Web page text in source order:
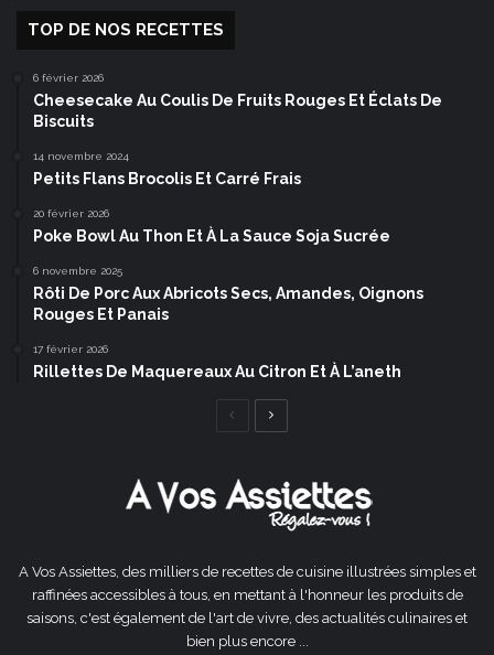
TOP DE NOS RECETTES
6 février 2026
Cheesecake Au Coulis De Fruits Rouges Et Éclats De
Biscuits
14 novembre 2024
Petits Flans Brocolis Et Carré Frais
20 février 2026
Poke Bowl Au Thon Et À La Sauce Soja Sucrée
6 novembre 2025
Rôti De Porc Aux Abricots Secs, Amandes, Oignons
Rouges Et Panais
17 février 2026
Rillettes De Maquereaux Au Citron Et À L’aneth
Page
A Vos Assiettes, des milliers de recettes de cuisine illustrées simples et
raffinées accessibles à tous, en mettant à l'honneur les produits de
saisons, c'est également de l'art de vivre, des actualités culinaires et
bien plus encore ...